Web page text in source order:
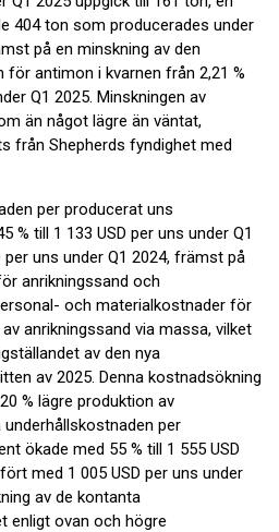
404 ton som producerades under
på en minskning av den
för antimon i kvarnen från 2,21 %
Q1 2025. Minskningen av
än något lägre än väntat,
från Shepherds fyndighet med
per producerat uns
% till 1 133 USD per uns under Q1
uns under Q1 2024, främst på
anrikningssand och
och materialkostnader för
anrikningssand via massa, vilket
av den nya
av 2025. Denna kostnadsökning
% lägre produktion av
underhållskostnaden per
ökade med 55 % till 1 555 USD
med 1 005 USD per uns under
av de kontanta
enligt ovan och högre